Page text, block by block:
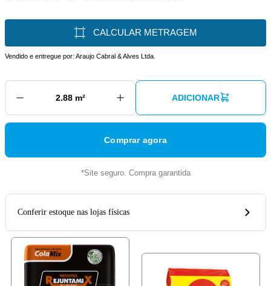
CALCULAR METRAGEM
Vendido e entregue por: Araujo Cabral & Alves Ltda.
ADICIONAR
Comprar agora
*Site seguro. Compra garantida
Conferir estoque nas lojas físicas